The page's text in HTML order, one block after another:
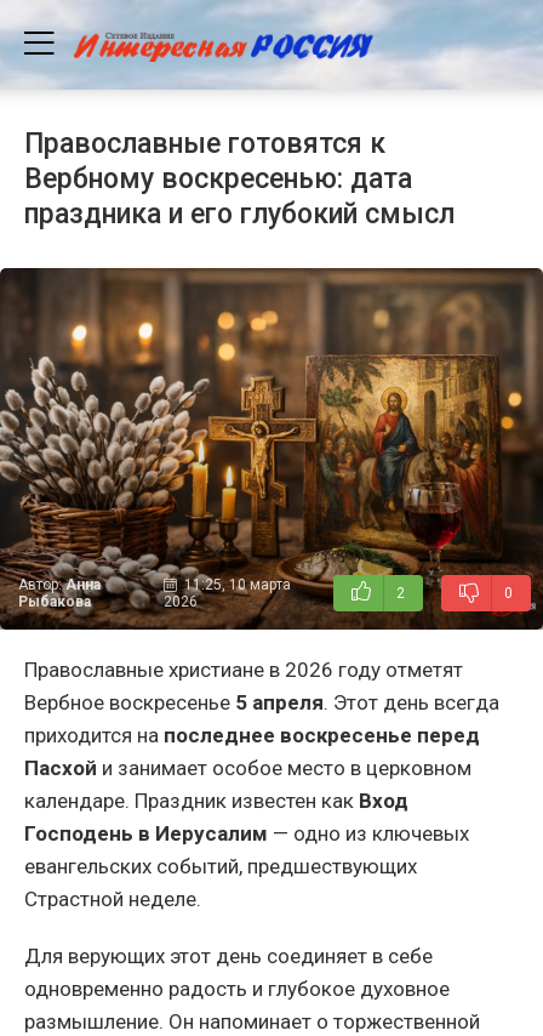
Православные готовятся к
Вербному воскресенью: дата
праздника и его глубокий смысл
Автор:Анна
Рыбакова
11:25, 10 марта
2026
2 0
Православные христиане в 2026 году отметят
Вербное воскресенье 5 апреля. Этот день всегда
приходится на последнее воскресенье перед
Пасхой и занимает особое место в церковном
календаре. Праздник известен как Вход
Господень в Иерусалим — одно из ключевых
евангельских событий, предшествующих
Страстной неделе.
Для верующих этот день соединяет в себе
одновременно радость и глубокое духовное
размышление. Он напоминает о торжественной